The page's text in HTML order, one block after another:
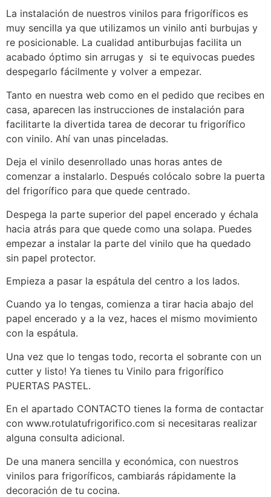
La instalación de nuestros vinilos para frigoríficos es
muy sencilla ya que utilizamos un vinilo anti burbujas y
re posicionable. La cualidad antiburbujas facilita un
acabado óptimo sin arrugas y si te equivocas puedes
despegarlo fácilmente y volver a empezar.
Tanto en nuestra web como en el pedido que recibes en
casa, aparecen las instrucciones de instalación para
facilitarte la divertida tarea de decorar tu frigorífico
con vinilo. Ahí van unas pinceladas.
Deja el vinilo desenrollado unas horas antes de
comenzar a instalarlo. Después colócalo sobre la puerta
del frigorífico para que quede centrado.
Despega la parte superior del papel encerado y échala
hacia atrás para que quede como una solapa. Puedes
empezar a instalar la parte del vinilo que ha quedado
sin papel protector.
Empieza a pasar la espátula del centro a los lados.
Cuando ya lo tengas, comienza a tirar hacia abajo del
papel encerado y a la vez, haces el mismo movimiento
con la espátula.
Una vez que lo tengas todo, recorta el sobrante con un
cutter y listo! Ya tienes tu Vinilo para frigorífico
PUERTAS PASTEL.
En el apartado CONTACTO tienes la forma de contactar
con www.rotulatufrigorifico.com si necesitaras realizar
alguna consulta adicional.
De una manera sencilla y económica, con nuestros
vinilos para frigoríficos, cambiarás rápidamente la
decoración de tu cocina.